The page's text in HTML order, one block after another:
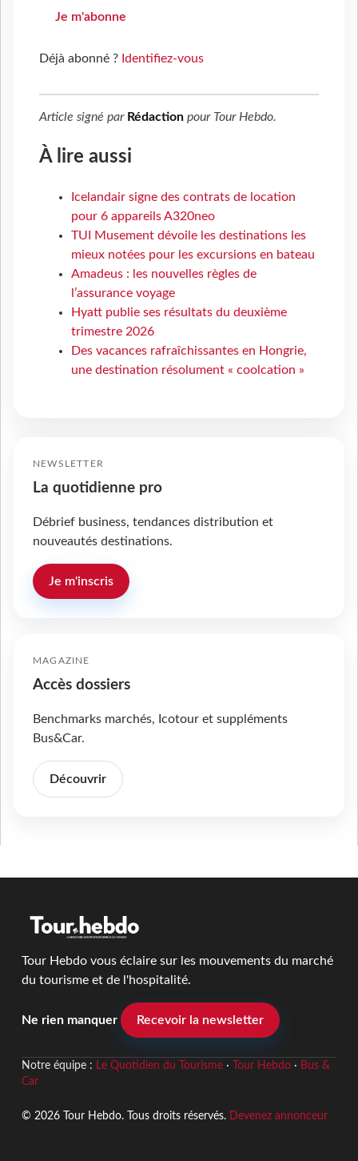
Je m'abonne
Déjà abonné ? Identifiez-vous
Article signé par Rédaction pour Tour Hebdo.
À lire aussi
Icelandair signe des contrats de location
pour 6 appareils A320neo
TUI Musement dévoile les destinations les
mieux notées pour les excursions en bateau
Amadeus : les nouvelles règles de
l’assurance voyage
Hyatt publie ses résultats du deuxième
trimestre 2026
Des vacances rafraîchissantes en Hongrie,
une destination résolument « coolcation »
NEWSLETTER
La quotidienne pro
Débrief business, tendances distribution et
nouveautés destinations.
Je m'inscris
MAGAZINE
Accès dossiers
Benchmarks marchés, Icotour et suppléments
Bus&Car.
Découvrir
Tour Hebdo vous éclaire sur les mouvements du marché
du tourisme et de l'hospitalité.
Ne rien manquer Recevoir la newsletter
Notre équipe : Le Quotidien du Tourisme· Tour Hebdo· Bus &
Car
© 2026 Tour Hebdo. Tous droits réservés. Devenez annonceur